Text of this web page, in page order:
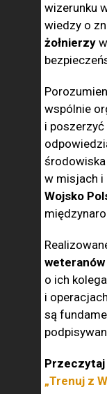
wizerunku
wiedzy o
żołnierzy
wspólnie
i
środowiska
w misjach i
Wojsko
weteranów
o ich
i
są
Przeczytaj
„Trenuj z